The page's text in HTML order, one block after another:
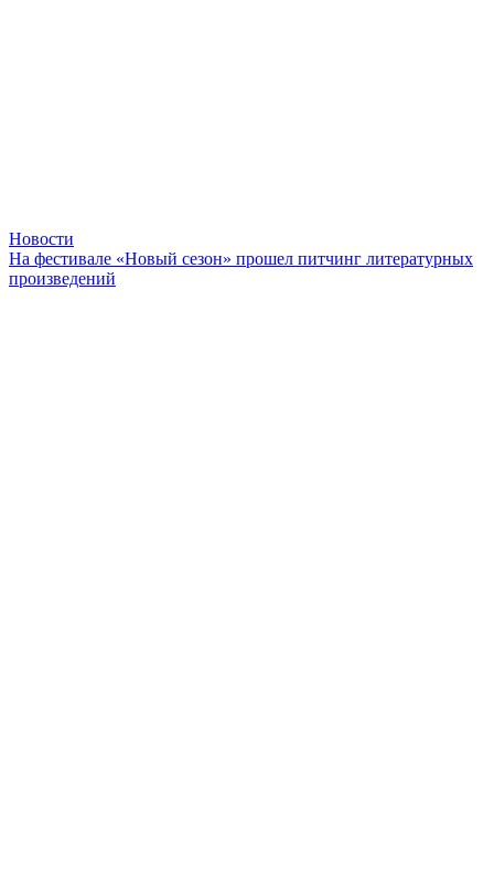
Новости
На фестивале «Новый сезон» прошел питчинг литературных
произведений